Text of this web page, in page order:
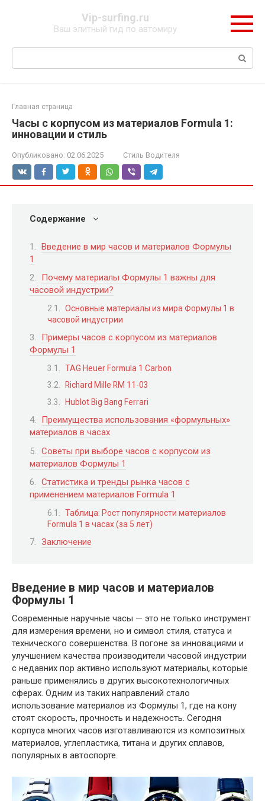
Vip-surfing.ru
Ваш элитный гид по автомиру
Поиск:
Главная страница
Часы с корпусом из материалов Formula 1:
инновации и стиль
Опубликовано: 02.06.2025 Стиль Водителя
Содержание
Введение в мир часов и материалов Формулы
1
Почему материалы Формулы 1 важны для
часовой индустрии?
Основные материалы из мира Формулы 1 в
часовой индустрии
Примеры часов с корпусом из материалов
Формулы 1
TAG Heuer Formula 1 Carbon
Richard Mille RM 11-03
Hublot Big Bang Ferrari
Преимущества использования «формульных»
материалов в часах
Советы при выборе часов с корпусом из
материалов Формулы 1
Статистика и тренды рынка часов с
применением материалов Formula 1
Таблица: Рост популярности материалов
Formula 1 в часах (за 5 лет)
Заключение
Введение в мир часов и материалов
Формулы 1
Современные наручные часы — это не только инструмент
для измерения времени, но и символ стиля, статуса и
технического совершенства. В погоне за инновациями и
улучшением качества производители часовой индустрии
с недавних пор активно используют материалы, которые
раньше применялись в других высокотехнологичных
сферах. Одним из таких направлений стало
использование материалов из Формулы 1, где на кону
стоят скорость, прочность и надежность. Сегодня
корпуса многих часов изготавливаются из композитных
материалов, углепластика, титана и других сплавов,
популярных в автоспорте.